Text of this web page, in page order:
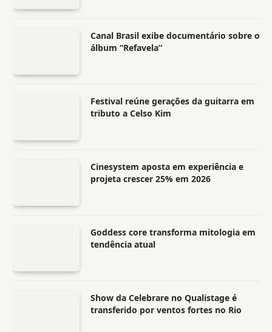
Canal Brasil exibe documentário sobre o
álbum “Refavela”
Festival reúne gerações da guitarra em
tributo a Celso Kim
Cinesystem aposta em experiência e
projeta crescer 25% em 2026
Goddess core transforma mitologia em
tendência atual
Show da Celebrare no Qualistage é
transferido por ventos fortes no Rio